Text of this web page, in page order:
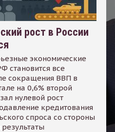
рост в России
экономические
становится все
сокращения ВВП в
на 0,6% второй
нулевой рост
кредитования
спроса со стороны